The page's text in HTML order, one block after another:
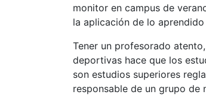
monitor en campus de
la aplicación de lo
Tener un profesorado
deportivas hace que los
son estudios superiores
responsable de un grupo de